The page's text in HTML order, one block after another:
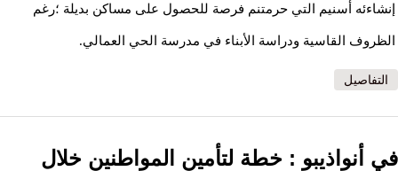
إنشاءئه أسنيم التي حرمتنم فرصة للحصول على مساكن بديلة ؛رغم
الظروف القاسية ودراسة الأبناء في مدرسة الحي العمالي.
التفاصيل
في أنواذيبو : خطة لتأمين المواطنين خلال